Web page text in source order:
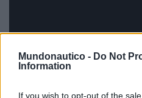
Mundonautico - Do Not
Information
If you wish to opt-out of the